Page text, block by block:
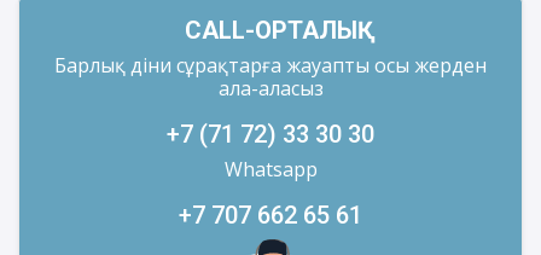
CALL-ОРТАЛЫҚ
Барлық діни сұрақтарға жауапты осы жерден
ала-аласыз
+7 (71 72) 33 30 30
Whatsapp
+7 707 662 65 61